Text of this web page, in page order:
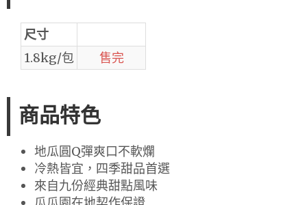
尺寸
1.8kg/包
售完
商品特色
地瓜圓Q彈爽口不軟爛
冷熱皆宜，四季甜品首選
來自九份經典甜點風味